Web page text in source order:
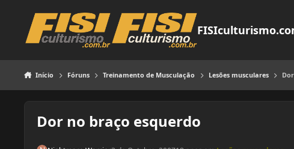
Início Fóruns Treinamento de Musculação Lesões musculares
Dor no braço esquerdo